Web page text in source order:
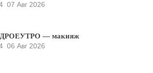
07 Авг 2026
— макияж
06 Авг 2026